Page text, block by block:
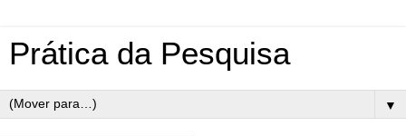
Prática da Pesquisa
▼